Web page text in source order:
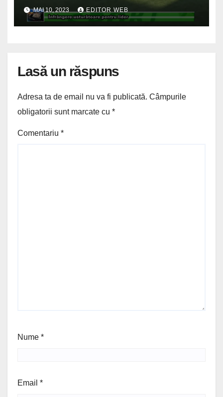
MAI 10, 2023 EDITOR WEB
Lasă un răspuns
Adresa ta de email nu va fi publicată. Câmpurile
obligatorii sunt marcate cu *
Comentariu *
Nume *
Email *